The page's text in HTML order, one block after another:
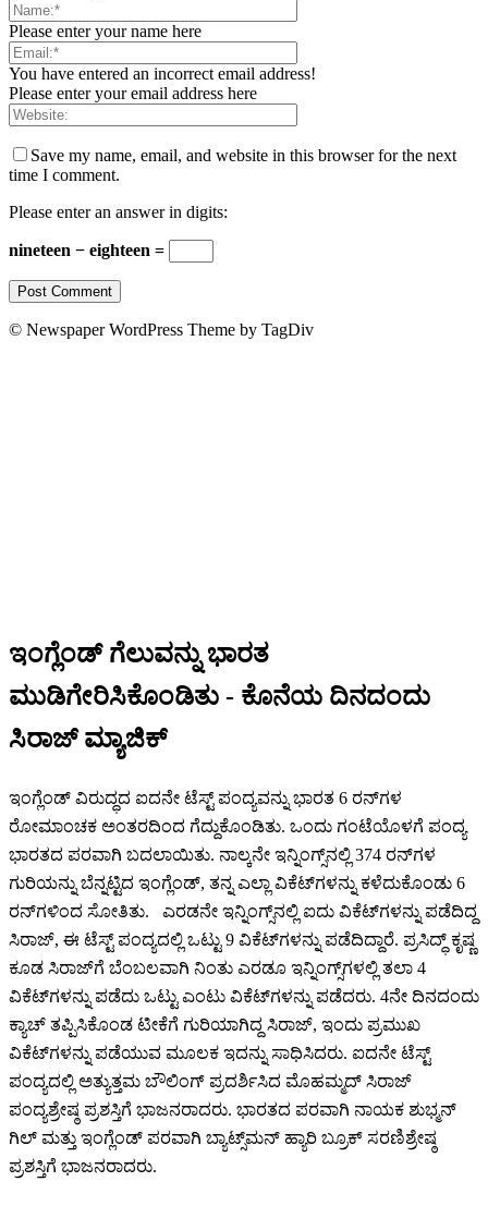
Please enter your name here
You have entered an incorrect email address!
Please enter your email address here
Save my name, email, and website in this browser for the next
time I comment.
Please enter an answer in digits:
nineteen − eighteen =
© Newspaper WordPress Theme by TagDiv
ಇಂಗ್ಲೆಂಡ್ ಗೆಲುವನ್ನು ಭಾರತ
ಮುಡಿಗೇರಿಸಿಕೊಂಡಿತು - ಕೊನೆಯ ದಿನದಂದು
ಸಿರಾಜ್ ಮ್ಯಾಜಿಕ್
ಇಂಗ್ಲೆಂಡ್ ವಿರುದ್ಧದ ಐದನೇ ಟೆಸ್ಟ್ ಪಂದ್ಯವನ್ನು ಭಾರತ 6 ರನ್‌ಗಳ
ರೋಮಾಂಚಕ ಅಂತರದಿಂದ ಗೆದ್ದುಕೊಂಡಿತು. ಒಂದು ಗಂಟೆಯೊಳಗೆ ಪಂದ್ಯ
ಭಾರತದ ಪರವಾಗಿ ಬದಲಾಯಿತು. ನಾಲ್ಕನೇ ಇನ್ನಿಂಗ್ಸ್‌ನಲ್ಲಿ 374 ರನ್‌ಗಳ
ಗುರಿಯನ್ನು ಬೆನ್ನಟ್ಟಿದ ಇಂಗ್ಲೆಂಡ್, ತನ್ನ ಎಲ್ಲಾ ವಿಕೆಟ್‌ಗಳನ್ನು ಕಳೆದುಕೊಂಡು 6
ರನ್‌ಗಳಿಂದ ಸೋತಿತು. ಎರಡನೇ ಇನ್ನಿಂಗ್ಸ್‌ನಲ್ಲಿ ಐದು ವಿಕೆಟ್‌ಗಳನ್ನು ಪಡೆದಿದ್ದ
ಸಿರಾಜ್, ಈ ಟೆಸ್ಟ್ ಪಂದ್ಯದಲ್ಲಿ ಒಟ್ಟು 9 ವಿಕೆಟ್‌ಗಳನ್ನು ಪಡೆದಿದ್ದಾರೆ. ಪ್ರಸಿದ್ಧ್ ಕೃಷ್ಣ
ಕೂಡ ಸಿರಾಜ್‌ಗೆ ಬೆಂಬಲವಾಗಿ ನಿಂತು ಎರಡೂ ಇನ್ನಿಂಗ್ಸ್‌ಗಳಲ್ಲಿ ತಲಾ 4
ವಿಕೆಟ್‌ಗಳನ್ನು ಪಡೆದು ಒಟ್ಟು ಎಂಟು ವಿಕೆಟ್‌ಗಳನ್ನು ಪಡೆದರು. 4ನೇ ದಿನದಂದು
ಕ್ಯಾಚ್ ತಪ್ಪಿಸಿಕೊಂಡ ಟೀಕೆಗೆ ಗುರಿಯಾಗಿದ್ದ ಸಿರಾಜ್, ಇಂದು ಪ್ರಮುಖ
ವಿಕೆಟ್‌ಗಳನ್ನು ಪಡೆಯುವ ಮೂಲಕ ಇದನ್ನು ಸಾಧಿಸಿದರು. ಐದನೇ ಟೆಸ್ಟ್
ಪಂದ್ಯದಲ್ಲಿ ಅತ್ಯುತ್ತಮ ಬೌಲಿಂಗ್ ಪ್ರದರ್ಶಿಸಿದ ಮೊಹಮ್ಮದ್ ಸಿರಾಜ್
ಪಂದ್ಯಶ್ರೇಷ್ಠ ಪ್ರಶಸ್ತಿಗೆ ಭಾಜನರಾದರು. ಭಾರತದ ಪರವಾಗಿ ನಾಯಕ ಶುಭ್ಮನ್
ಗಿಲ್ ಮತ್ತು ಇಂಗ್ಲೆಂಡ್ ಪರವಾಗಿ ಬ್ಯಾಟ್ಸ್‌ಮನ್ ಹ್ಯಾರಿ ಬ್ರೂಕ್ ಸರಣಿಶ್ರೇಷ್ಠ
ಪ್ರಶಸ್ತಿಗೆ ಭಾಜನರಾದರು.